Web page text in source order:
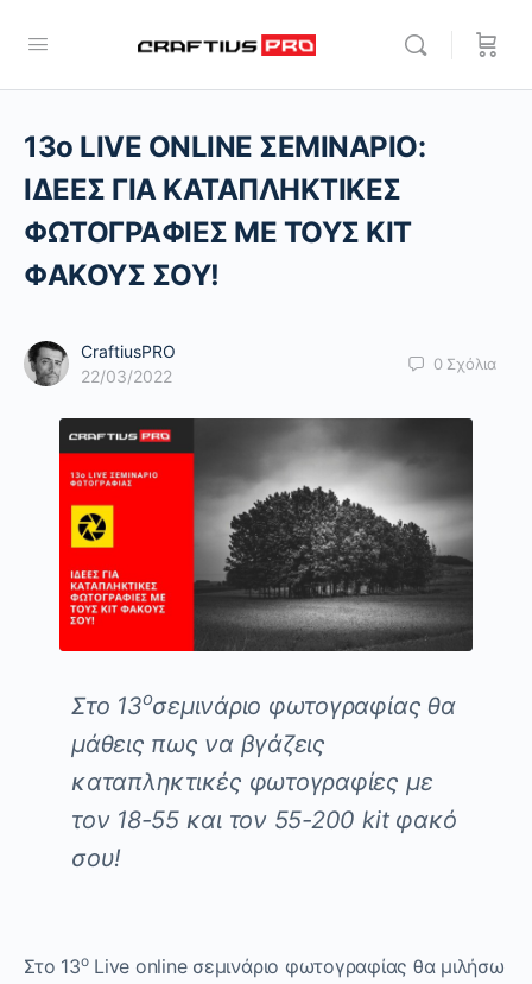
13ο LIVE ONLINE ΣΕΜΙΝΑΡΙΟ:
ΙΔΕΕΣ ΓΙΑ ΚΑΤΑΠΛΗΚΤΙΚΕΣ
ΦΩΤΟΓΡΑΦΙΕΣ ΜΕ ΤΟΥΣ ΚΙΤ
ΦΑΚΟΥΣ ΣΟΥ!
CraftiusPRO
22/03/2022
0 Σχόλια
Στο 13οσεμινάριο φωτογραφίας θα
μάθεις πως να βγάζεις
καταπληκτικές φωτογραφίες με
τον 18-55 και τον 55-200 kitφακό
σου!
Στο 13οLive online σεμινάριο φωτογραφίας θα μιλήσω